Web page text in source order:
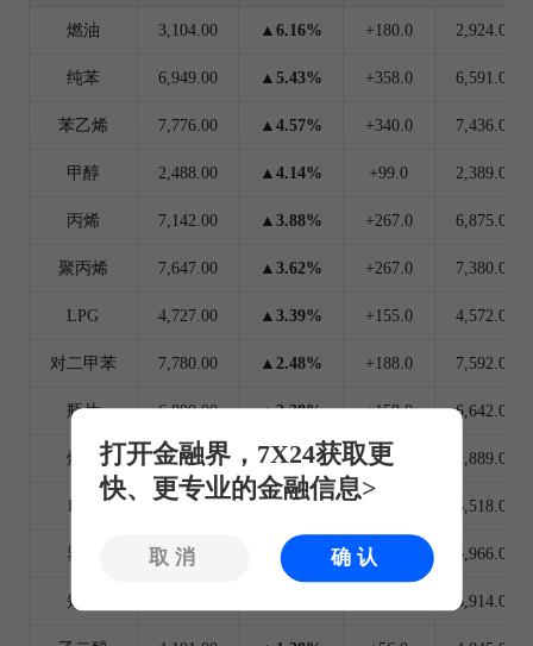
燃油 3,104.00 ▲6.16% +180.0 2,924.00
纯苯 6,949.00 ▲5.43% +358.0 6,591.00
苯乙烯 7,776.00 ▲4.57% +340.0 7,436.00
甲醇 2,488.00 ▲4.14% +99.0 2,389.00
丙烯 7,142.00 ▲3.88% +267.0 6,875.00
聚丙烯 7,647.00 ▲3.62% +267.0 7,380.00
LPG 4,727.00 ▲3.39% +155.0 4,572.00
对二甲苯 7,780.00 ▲2.48% +188.0 7,592.00
瓶片 6,800.00 ▲2.38% +158.0 6,642.00
烧碱 1,933.00 ▲2.33% +44.0 1,889.00
PTA 5,622.00 ▲1.88% 5,518.00
塑料 7,085.00 ▲1.71% +119.0 6,966.00
短纤 6,914.00
打开金融界，7X24获取更
快、更专业的金融信息>
取消 确认